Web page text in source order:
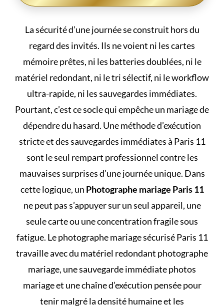
La sécurité d’une journée se construit hors du
regard des invités. Ils ne voient ni les cartes
mémoire prêtes, ni les batteries doublées, ni le
matériel redondant, ni le tri sélectif, ni le workflow
ultra-rapide, ni les sauvegardes immédiates.
Pourtant, c’est ce socle qui empêche un mariage de
dépendre du hasard. Une méthode d’exécution
stricte et des sauvegardes immédiates à Paris 11
sont le seul rempart professionnel contre les
mauvaises surprises d’une journée unique. Dans
cette logique, un Photographe mariage Paris 11
ne peut pas s’appuyer sur un seul appareil, une
seule carte ou une concentration fragile sous
fatigue. Le photographe mariage sécurisé Paris 11
travaille avec du matériel redondant photographe
mariage, une sauvegarde immédiate photos
mariage et une chaîne d’exécution pensée pour
tenir malgré la densité humaine et les